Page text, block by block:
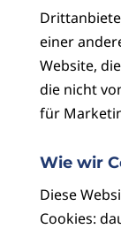
einer
Website,
die nicht
für
Wie wir
Diese
Cookies: